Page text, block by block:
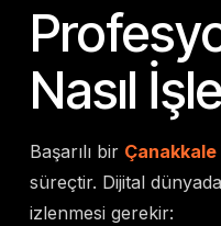
Nasıl
Başarılı bir Çanakkale
süreçtir. Dijital
izlenmesi gerekir: